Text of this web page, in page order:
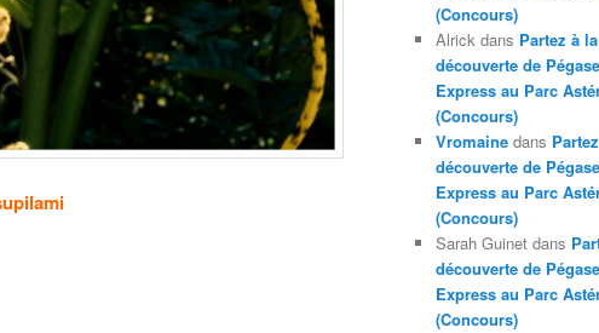
(Concours)
Alrick dans Partez à la
découverte de Pégase
Express au Parc
(Concours)
Vromaine dans
découverte de Pégase
Express au Parc
(Concours)
Sarah Guinet dans
découverte de Pégase
Express au Parc
(Concours)